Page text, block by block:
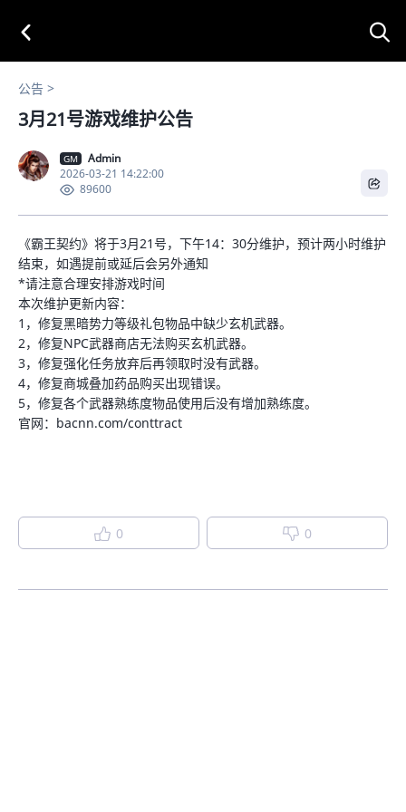
公告
3月21号游戏维护公告
GM
Admin
2026-03-21 14:22:00
89600
《霸王契约》将于3月21号，下午14：30分维护，预计两小时维护
结束，如遇提前或延后会另外通知
*请注意合理安排游戏时间
本次维护更新内容：
1，修复黑暗势力等级礼包物品中缺少玄机武器。
2，修复NPC武器商店无法购买玄机武器。
3，修复强化任务放弃后再领取时没有武器。
4，修复商城叠加药品购买出现错误。
5，修复各个武器熟练度物品使用后没有增加熟练度。
官网：bacnn.com/conttract
0 0